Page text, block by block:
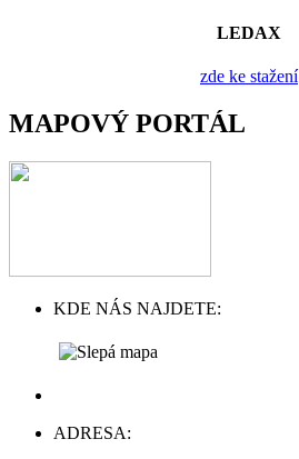
LEDAX
zde ke stažení
MAPOVÝ PORTÁL
KDE NÁS NAJDETE:
ADRESA: